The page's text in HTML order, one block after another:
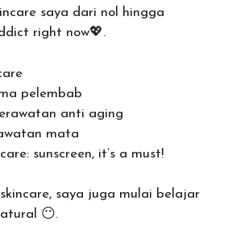
saya dari nol hingga
right now💖.
pelembab
anti aging
mata
sunscreen, it’s a must!
saya juga mulai belajar
😶.